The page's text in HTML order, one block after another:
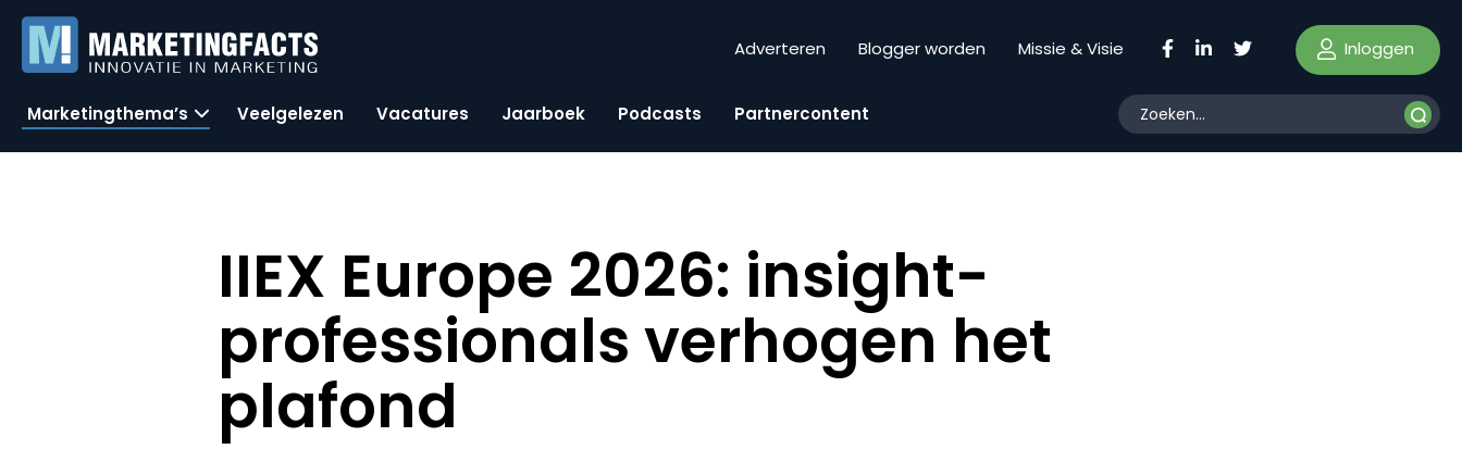
Adverteren Blogger worden Missie & Visie Inloggen
Marketingthema’s Veelgelezen Vacatures Jaarboek Podcasts Partnercontent
IIEX Europe 2026: insight-
professionals verhogen het
plafond